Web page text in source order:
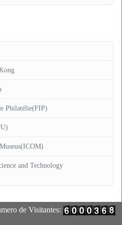
Philatélie(FIP)
and Technology
de Visitantes: